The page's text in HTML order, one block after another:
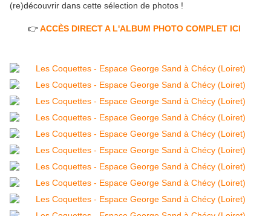
(re)découvrir dans cette sélection de photos !
👉ACCÈS DIRECT A L'ALBUM PHOTO COMPLET ICI